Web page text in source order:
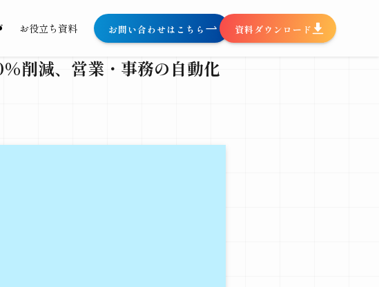
お役立ち資料 お問い合わせはこちら 資料ダウンロード
削減、営業・事務の自動化